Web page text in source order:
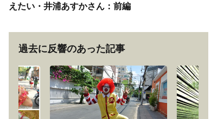
えたい・井浦あすかさん：前編
過去に反響のあった記事